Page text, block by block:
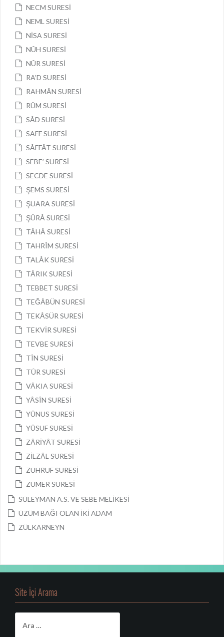
NECM SURESİ
NEML SURESİ
NİSA SURESİ
NÛH SURESİ
NÛR SURESİ
RA’D SURESİ
RAHMÂN SURESİ
RÛM SURESİ
SÂD SURESİ
SAFF SURESİ
SÂFFÂT SURESİ
SEBE’ SURESİ
SECDE SURESİ
ŞEMS SURESİ
ŞUARA SURESİ
ŞÛRÂ SURESİ
TÂHÂ SURESİ
TAHRÎM SURESİ
TALÂK SURESİ
TÂRIK SURESİ
TEBBET SURESİ
TEĞÂBÜN SURESİ
TEKÂSÜR SURESİ
TEKVİR SURESİ
TEVBE SURESİ
TÎN SURESİ
TÛR SURESİ
VÂKIA SURESİ
YÂSÎN SURESİ
YÛNUS SURESİ
YÛSUF SURESİ
ZÂRİYÂT SURESİ
ZİLZÂL SURESİ
ZUHRUF SURESİ
ZÜMER SURESİ
SÜLEYMAN A.S. VE SEBE MELİKESİ
ÜZÜM BAĞI OLAN İKİ ADAM
ZÜLKARNEYN
Site İçi Arama